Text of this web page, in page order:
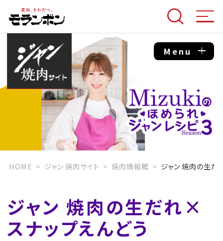
Menu
HOME ジャン 焼肉サイト 焼肉情報館 ジャン 焼肉の生だ
ジャン 焼肉の生だれ×
スナップえんどう